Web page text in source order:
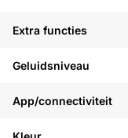
Extra functies
Geluidsniveau
App/connectiviteit